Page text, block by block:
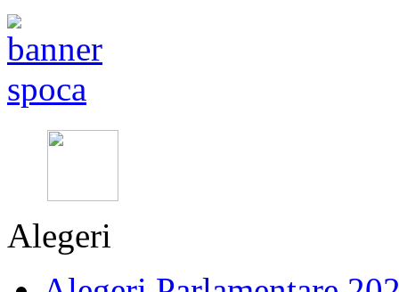
Alegeri